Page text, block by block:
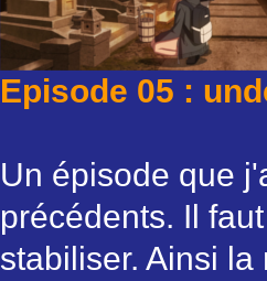
Episode 05 :
Un épisode que
précédents. Il
stabiliser. Ainsi